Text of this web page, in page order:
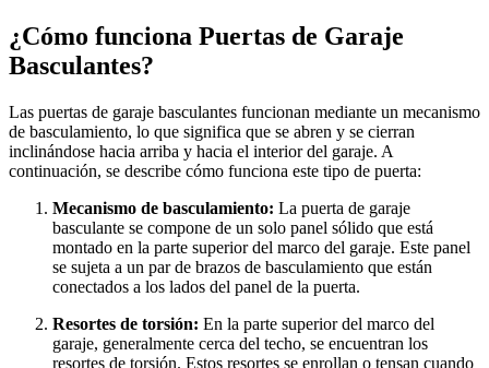
¿Cómo funciona Puertas de Garaje
Basculantes?
Las puertas de garaje basculantes funcionan mediante un mecanismo
de basculamiento, lo que significa que se abren y se cierran
inclinándose hacia arriba y hacia el interior del garaje. A
continuación, se describe cómo funciona este tipo de puerta:
Mecanismo de basculamiento: La puerta de garaje
basculante se compone de un solo panel sólido que está
montado en la parte superior del marco del garaje. Este panel
se sujeta a un par de brazos de basculamiento que están
conectados a los lados del panel de la puerta.
Resortes de torsión: En la parte superior del marco del
garaje, generalmente cerca del techo, se encuentran los
resortes de torsión. Estos resortes se enrollan o tensan cuando